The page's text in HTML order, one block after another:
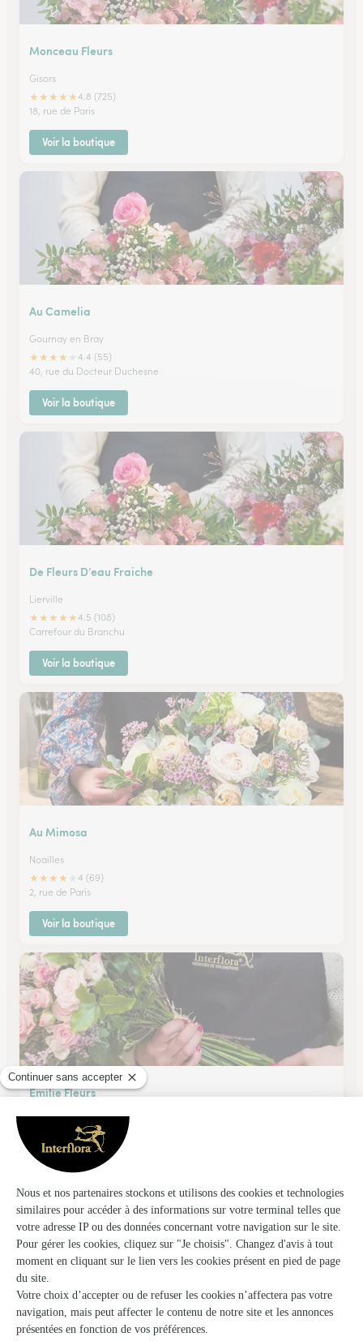
Monceau Fleurs
Gisors
★★★★★4.8 (725)
18, rue de Paris
Voir la boutique
Au Camelia
Gournay en Bray
★★★★
4.4 (55)
40, rue du Docteur Duchesne
Voir la boutique
De Fleurs D’eau Fraiche
Lierville
★★★★★4.5 (108)
Carrefour du Branchu
Voir la boutique
Au Mimosa
Noailles
★★★★
4 (69)
2, rue de Paris
Voir la boutique
Emilie Fleurs
Sainte Genevieve
★4.8 (45)
C.Cial Super U Route Nationale